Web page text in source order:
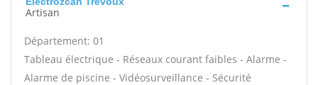
Artisan
Département: 01
Tableau électrique - Réseaux courant faibles - Alarme -
Alarme de piscine - Vidéosurveillance - Sécurité